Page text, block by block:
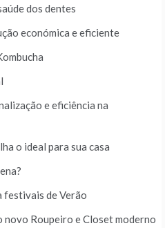
dos dentes
económica e eficiente
e eficiência na
o ideal para sua casa
festivais de Verão
novo Roupeiro e Closet moderno